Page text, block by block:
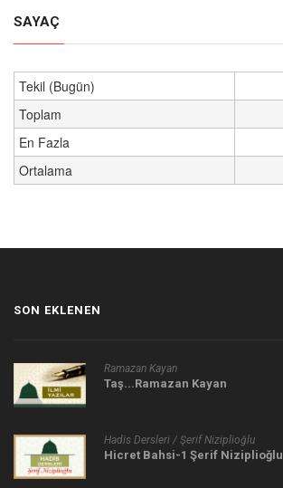
SAYAÇ
Tekil (Bugün)
Toplam
En Fazla
Ortalama
SON EKLENEN
Ramazan Kayan
Taş...Ramazan Kayan
Hadis Dersleri / Şerif Niziplioğlu
Hicret Bahsi-1 Şerif Niziplioğlu